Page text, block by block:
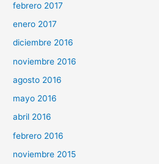
febrero 2017
enero 2017
diciembre 2016
noviembre 2016
agosto 2016
mayo 2016
abril 2016
febrero 2016
noviembre 2015